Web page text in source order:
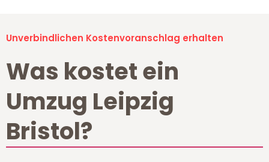
Unverbindlichen Kostenvoranschlag erhalten
Was kostet ein
Umzug Leipzig
Bristol?